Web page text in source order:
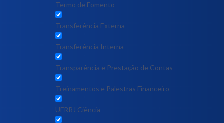
Termo de Fomento
Transferência Externa
Transferência Interna
Transparência e Prestação de Contas
Treinamentos e Palestras Financeiro
UFRRJ Ciência